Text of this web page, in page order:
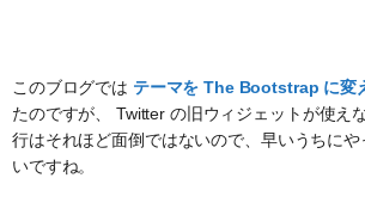
このブログでは テーマを The Bootstrap に変
たのですが、 Twitter の旧ウィジェットが使え
行はそれほど面倒ではないので、早いうちに
いですね。